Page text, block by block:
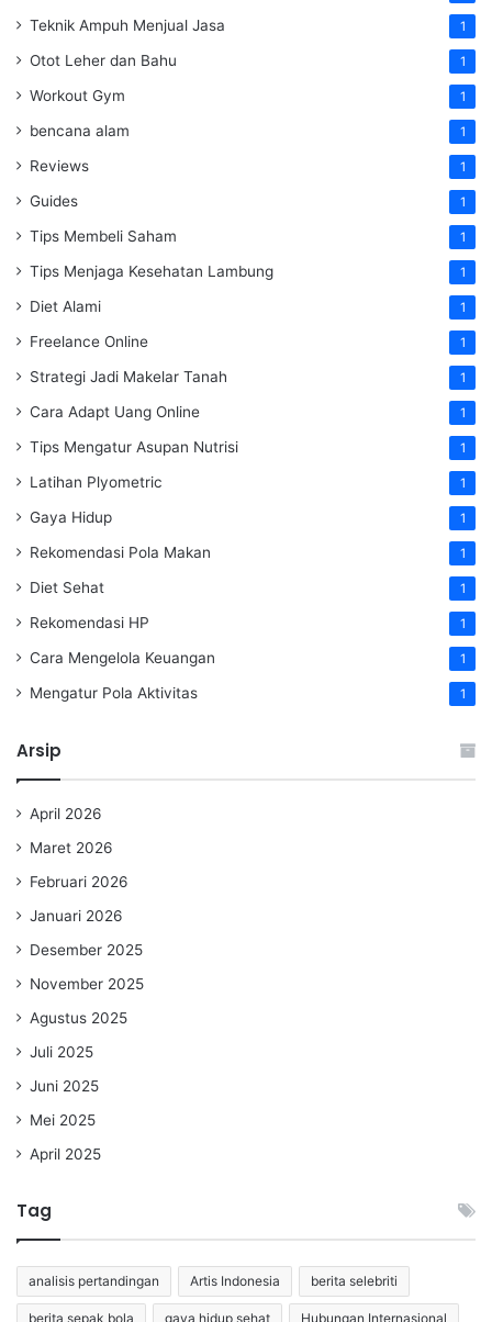
Teknik Ampuh Menjual Jasa 1
Otot Leher dan Bahu 1
Workout Gym 1
bencana alam 1
Reviews 1
Guides 1
Tips Membeli Saham 1
Tips Menjaga Kesehatan Lambung 1
Diet Alami 1
Freelance Online 1
Strategi Jadi Makelar Tanah 1
Cara Adapt Uang Online 1
Tips Mengatur Asupan Nutrisi 1
Latihan Plyometric 1
Gaya Hidup 1
Rekomendasi Pola Makan 1
Diet Sehat 1
Rekomendasi HP 1
Cara Mengelola Keuangan 1
Mengatur Pola Aktivitas 1
Arsip
April 2026
Maret 2026
Februari 2026
Januari 2026
Desember 2025
November 2025
Agustus 2025
Juli 2025
Juni 2025
Mei 2025
April 2025
Tag
analisis pertandingan Artis Indonesia berita selebriti
berita sepak bola gaya hidup sehat Hubungan Internasional